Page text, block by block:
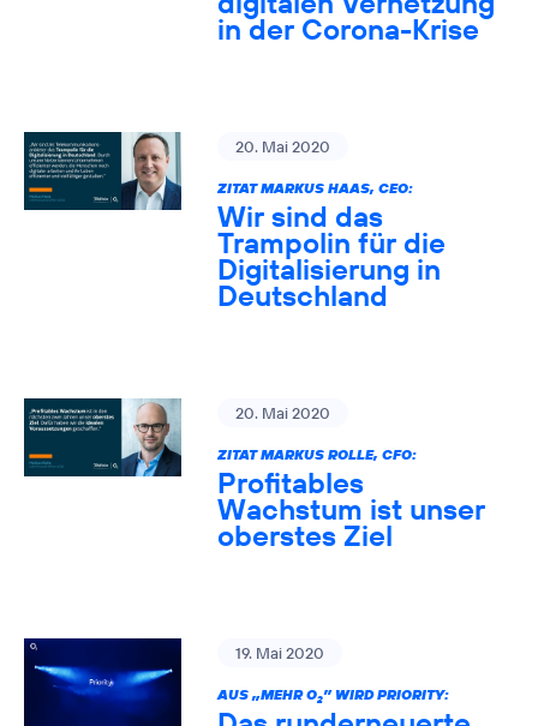
in der Corona-Krise
20. Mai 2020
ZITAT MARKUS HAAS, CEO:
Wir sind das
Trampolin für die
Digitalisierung in
Deutschland
20. Mai 2020
ZITAT MARKUS ROLLE, CFO:
Profitables
Wachstum ist unser
oberstes Ziel
19. Mai 2020
AUS „MEHR O2” WIRD PRIORITY: